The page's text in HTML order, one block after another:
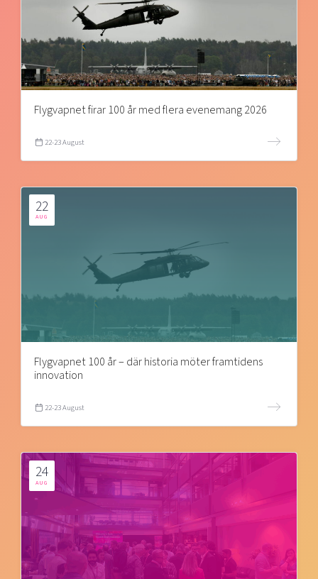
Flygvapnet firar 100 år med flera evenemang 2026
22-23 August
22
AUG
Flygvapnet 100 år – där historia möter framtidens
innovation
22-23 August
24
AUG